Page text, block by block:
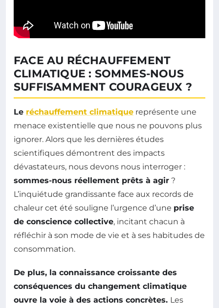
FACE AU RÉCHAUFFEMENT
CLIMATIQUE : SOMMES-NOUS
SUFFISAMMENT COURAGEUX ?
Le réchauffement climatique représente une
menace existentielle que nous ne pouvons plus
ignorer. Alors que les dernières études
scientifiques démontrent des impacts
dévastateurs, nous devons nous interroger :
sommes-nous réellement prêts à agir ?
L’inquiétude grandissante face aux records de
chaleur cet été souligne l’urgence d’une prise
de conscience collective, incitant chacun à
réfléchir à son mode de vie et à ses habitudes de
consommation.
De plus, la connaissance croissante des
conséquences du changement climatique
ouvre la voie à des actions concrètes. Les